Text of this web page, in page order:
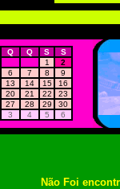
Não Foi
Q Q S
S
1
2
6 7 8
9
13 14 15
16
20 21 22
23
27 28 29
30
3 4 5 6